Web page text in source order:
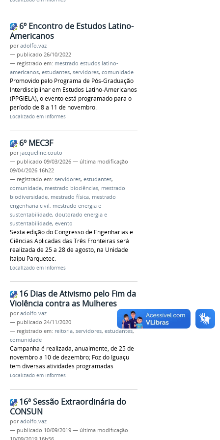
6º Encontro de Estudos Latino-
Americanos
poradolfo.vaz
— publicado 26/10/2022
— registrado em: mestrado estudos latino-
americanos, estudantes, servidores, comunidade
Promovido pelo Programa de Pós-Graduação
Interdisciplinar em Estudos Latino-Americanos
(PPGIELA), o evento está programado para o
período de 8 a 11 de novembro.
Localizado em Informes
6º MEC3F
por jacqueline.couto
— publicado 09/03/2026 — última modificação
09/04/2026 16h22
— registrado em: servidores, estudantes,
comunidade, mestrado biociências, mestrado
biodiversidade, mestrado física, mestrado
engenharia civil, mestrado energia e
sustentabilidade, doutorado energia e
sustentabilidade, evento
Sexta edição do Congresso de Engenharias e
Ciências Aplicadas das Três Fronteiras será
realizada de 25 a 28 de agosto, na Unidade
Itaipu Parquetec.
Localizado em Informes
16 Dias de Ativismo pelo Fim da
Violência contra as Mulheres
poradolfo.vaz
— publicado 24/11/2020
— registrado em: reitoria, servidores, estudantes,
comunidade
Campanha é realizada, anualmente, de 25 de
novembro a 10 de dezembro; Foz do Iguaçu
tem diversas atividades programadas
Localizado em Informes
16ª Sessão Extraordinária do
CONSUN
poradolfo.vaz
— publicado 10/09/2019 — última modificação